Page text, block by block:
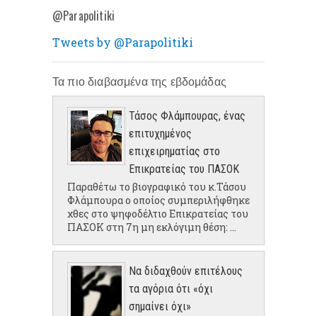
@Parapolitiki
Tweets by @Parapolitiki
Τα πιο διαβασμένα της εβδομάδας
Τάσος Φλάμπουρας, ένας
επιτυχημένος
επιχειρηματίας στο
Επικρατείας του ΠΑΣΟΚ
Παραθέτω το βιογραφικό του κ.Τάσου
Φλάμπουρα ο οποίος συμπεριλήφθηκε
χθες στο ψηφοδέλτιο Επικρατείας του
ΠΑΣΟΚ στη 7η μη εκλόγιμη θέση: ...
Να διδαχθούν επιτέλους
τα αγόρια ότι «όχι
σημαίνει όχι»